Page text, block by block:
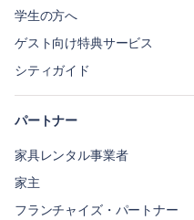
学生の方へ
ゲスト向け特典サービス
シティガイド
パートナー
家具レンタル事業者
家主
フランチャイズ・パートナー